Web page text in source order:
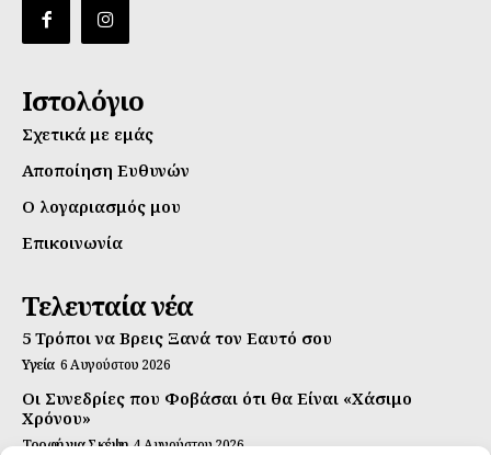
Ιστολόγιο
Σχετικά με εμάς
Αποποίηση Ευθυνών
Ο λογαριασμός μου
Επικοινωνία
Τελευταία νέα
5 Τρόποι να Βρεις Ξανά τον Εαυτό σου
Υγεία 6 Αυγούστου 2026
Οι Συνεδρίες που Φοβάσαι ότι θα Είναι «Χάσιμο
Χρόνου»
Τροφή για Σκέψη 4 Αυγούστου 2026